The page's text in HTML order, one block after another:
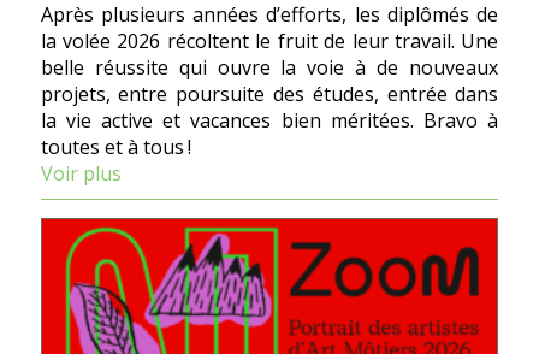
Après plusieurs années d’efforts, les diplômés de
la volée 2026 récoltent le fruit de leur travail. Une
belle réussite qui ouvre la voie à de nouveaux
projets, entre poursuite des études, entrée dans
la vie active et vacances bien méritées. Bravo à
toutes et à tous !
Voir plus